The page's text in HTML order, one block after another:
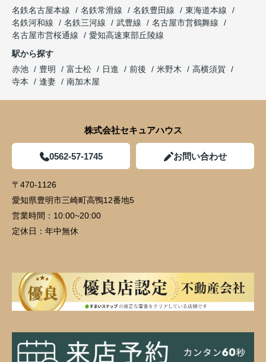
名鉄名古屋本線
名鉄常滑線 名鉄豊田線
東海道本線
名鉄河和線
名鉄三河線 武豊線
名古屋市営鶴舞線
名古屋市営桜通線
愛知高速東部丘陵線
駅から探す
赤池
豊明 富士松 日進 前後 米野木
高横須賀
寺本
逢妻 南加木屋
株式会社セキュアハウス
0562-57-1745 お問い合わせ
〒470-1126
愛知県豊明市三崎町高鴨12番地5
営業時間： 10:00~20:00
定休日： 年中無休